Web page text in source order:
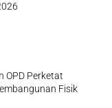
OPD Perketat
Fisik